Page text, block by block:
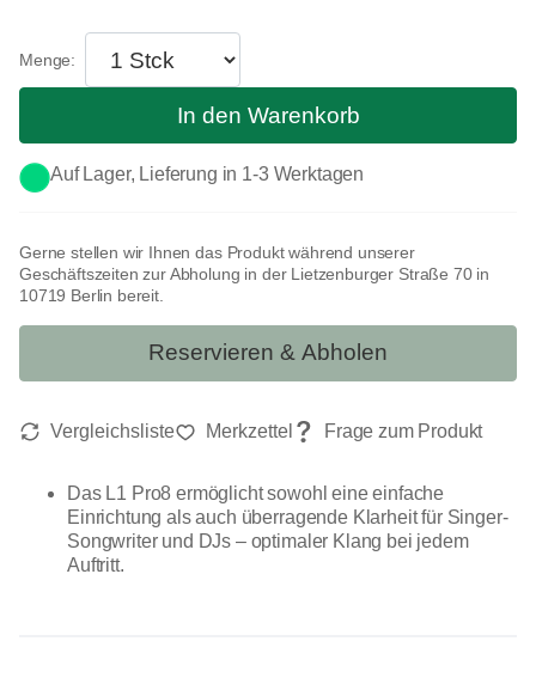
Das L1 Pro8 ermöglicht sowohl eine einfache
Einrichtung als auch überragende Klarheit für Singer-
Songwriter und DJs – optimaler Klang bei jedem
Auftritt.
Gerne stellen wir Ihnen das Produkt während unserer
Geschäftszeiten zur Abholung in der Lietzenburger Straße 70 in
10719 Berlin bereit.
Reservieren & Abholen
Auf Lager, Lieferung in 1-3 Werktagen
In den Warenkorb